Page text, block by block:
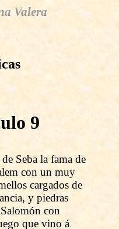
Valera
9
Seba la fama de
con un muy
cargados de
y piedras
con
que vino á